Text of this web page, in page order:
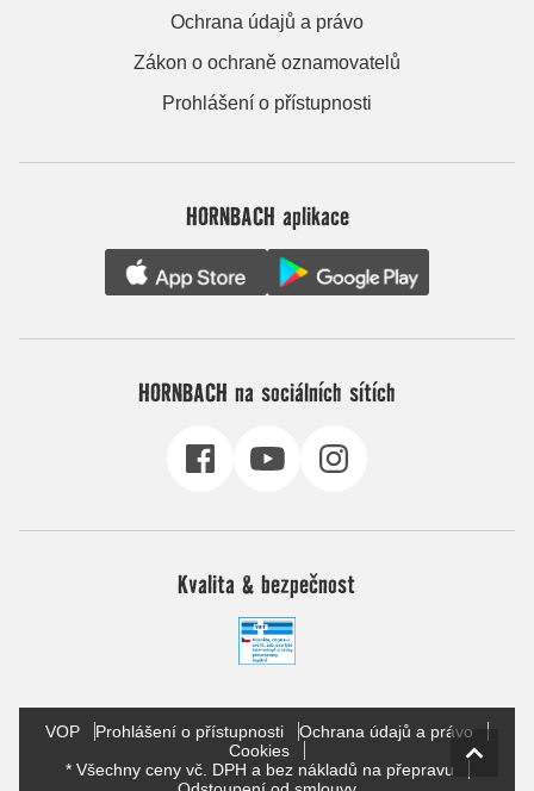
Ochrana údajů a právo
Zákon o ochraně oznamovatelů
Prohlášení o přístupnosti
HORNBACH aplikace
HORNBACH na sociálních sítích
Kvalita & bezpečnost
VOP Prohlášení o přístupnosti
Ochrana údajů a právo
Cookies
* Všechny ceny vč. DPH a bez nákladů na přepravu